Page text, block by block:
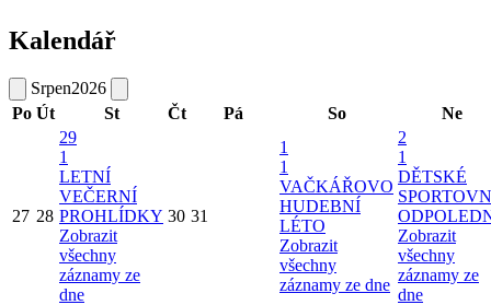
Kalendář
Srpen2026
Po Út St Čt Pá So Ne
27 28
29
1
LETNÍ
VEČERNÍ
PROHLÍDKY
Zobrazit
všechny
záznamy ze
dne
30 31
1
1
VAČKÁŘOVO
HUDEBNÍ
LÉTO
Zobrazit
všechny
záznamy ze dne
2
1
DĚTSKÉ
Zobrazit
všechny
záznamy ze
dne